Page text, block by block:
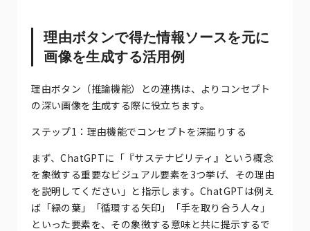
理由ボタンで得た情報ソースを元に
画像を生成する活用例
理由ボタン（推論機能）との連携は、よりコンセプト
の深い画像を生成する際に役立ちます。
ステップ1：理由機能でコンセプトを深掘りする
まず、ChatGPTに「『サステナビリティ』という概念
を象徴する重要なビジュアル要素を3つ挙げ、その理由
を説明してください」と指示します。ChatGPTは例え
ば「緑の葉」「循環する矢印」「手を取り合う人々」
といった要素を、その象徴する意味と共に提示するで